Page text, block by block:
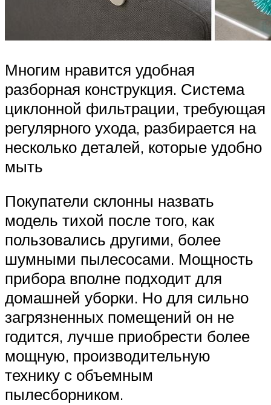
Многим нравится удобная
разборная конструкция. Система
циклонной фильтрации, требующая
регулярного ухода, разбирается на
несколько деталей, которые удобно
мыть
Покупатели склонны назвать
модель тихой после того, как
пользовались другими, более
шумными пылесосами. Мощность
прибора вполне подходит для
домашней уборки. Но для сильно
загрязненных помещений он не
годится, лучше приобрести более
мощную, производительную
технику с объемным
пылесборником.